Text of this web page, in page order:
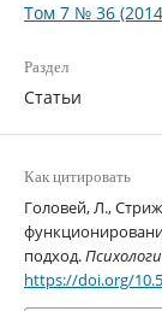
Том 7 № 36
Раздел
Статьи
Как цитировать
Головей, Л.,
подход.
https://doi.org/